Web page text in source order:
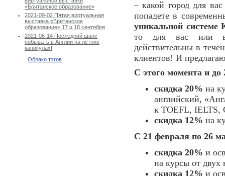
«Британское образование»
2021-09-02 Пятая виртуальная
выставка «Британское
образование» 17 и 18 сентября
2021-06-14 Последний шанс
побывать в Англии на летних
каникулах!
Облако тэгов
– какой город для
попадете в
уникальной системе
то для вас или
действительны в
клиентов! И
С этого момента и до
скидка 20% на
английский,
к TOEFL, IELTS,
скидка 12% на
С 21 февраля по 26
скидка 20% и
на курсы от двух
скидка 12% и